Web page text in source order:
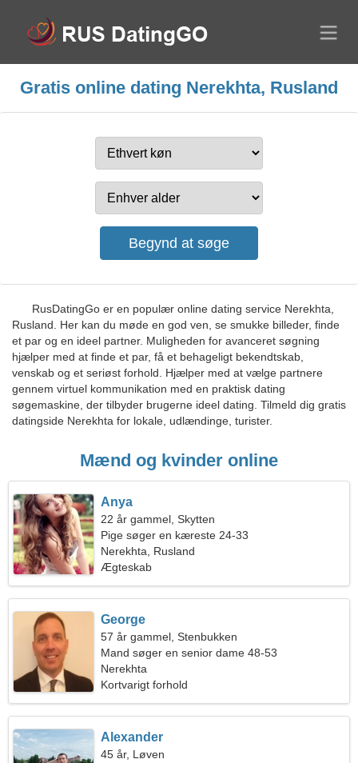
Gratis online dating Nerekhta, Rusland
RusDatingGo er en populær online dating service Nerekhta,
Rusland. Her kan du møde en god ven, se smukke billeder, finde
et par og en ideel partner. Muligheden for avanceret søgning
hjælper med at finde et par, få et behageligt bekendtskab,
venskab og et seriøst forhold. Hjælper med at vælge partnere
gennem virtuel kommunikation med en praktisk dating
søgemaskine, der tilbyder brugerne ideel dating. Tilmeld dig gratis
datingside Nerekhta for lokale, udlændinge, turister.
Mænd og kvinder online
Anya
22 år gammel, Skytten
Pige søger en kæreste 24-33
Nerekhta, Rusland
Ægteskab
George
57 år gammel, Stenbukken
Mand søger en senior dame 48-53
Nerekhta
Kortvarigt forhold
Alexander
45 år, Løven